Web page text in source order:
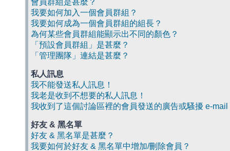
會員群組是甚麼？
我要如何加入一個會員群組？
我要如何成為一個會員群組的組長？
為何某些會員群組能顯示出不同的顏色？
「預設會員群組」是甚麼？
「管理團隊」連結是甚麼？
私人訊息
我不能發送私人訊息！
我老是收到不想要的私人訊息！
我收到了這個討論區裡的會員發送的廣告或騷擾 e-mail
好友 & 黑名單
好友 & 黑名單是甚麼？
我要如何於好友 & 黑名單中增加/刪除會員？